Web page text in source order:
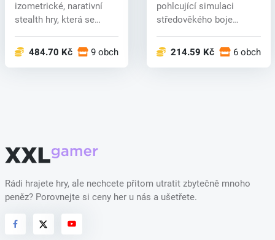
izometrické, narativní
stealth hry, která se
484.70 Kč 9 obchodech
pohlcující simulaci
středověkého boje
214.59 Kč 6
Rádi hrajete hry, ale nechcete přitom utratit zbytečně mnoho
peněz? Porovnejte si ceny her u nás a ušetřete.